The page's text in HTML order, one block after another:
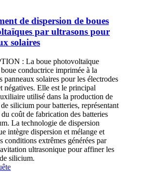
de dispersion de boues
par ultrasons pour
solaires
: La boue photovoltaïque
conductrice imprimée à la
panneaux solaires pour les électrodes
négatives. Elle est le principal
utilisé dans la production de
silicium pour batteries, représentant
coût de fabrication des batteries
La technologie de dispersion
intègre dispersion et mélange et
conditions extrêmes générées par
ultrasonique pour affiner les
silicium.